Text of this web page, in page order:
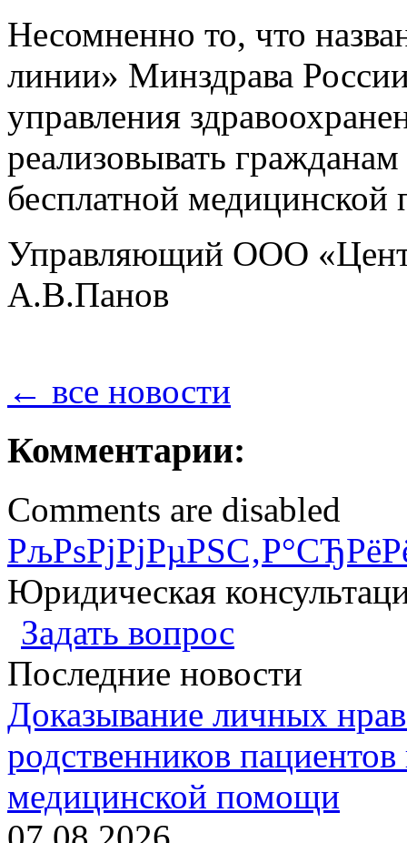
Несомненно то, что
линии» Минздрава
управления
реализовывать
бесплатной
Управляющий ООО
А.В.Панов
← все новости
Комментарии:
Comments are disabled
Юридическая
Задать вопрос
Последние новости
Доказывание личных
родственников
медицинской помощи